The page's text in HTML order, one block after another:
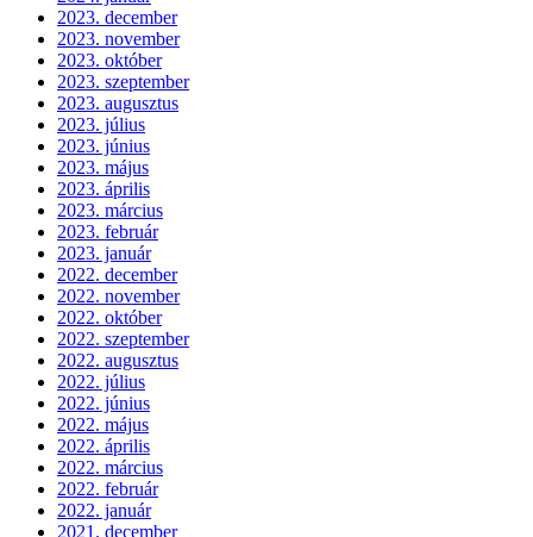
2023. december
2023. november
2023. október
2023. szeptember
2023. augusztus
2023. július
2023. június
2023. május
2023. április
2023. március
2023. február
2023. január
2022. december
2022. november
2022. október
2022. szeptember
2022. augusztus
2022. július
2022. június
2022. május
2022. április
2022. március
2022. február
2022. január
2021. december